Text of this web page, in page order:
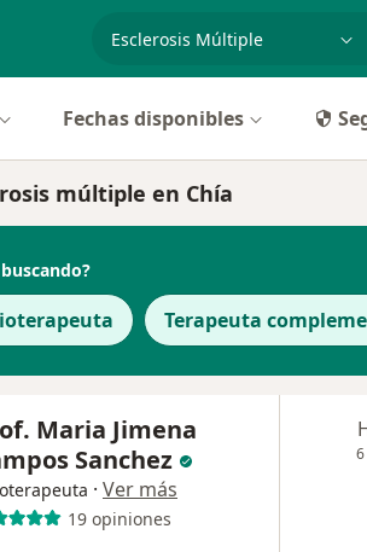
especialidad, enfermedad o
Fechas disponibles
múltiple en Chía
Terapeuta
Maria Jimena
Sanchez
· Ver más
19 opiniones